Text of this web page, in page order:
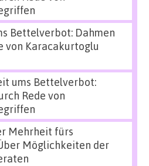
Bettelverbot: Dahmen
von Karacakurtoglu
ums Bettelverbot:
Rede von
Mehrheit fürs
Möglichkeiten der